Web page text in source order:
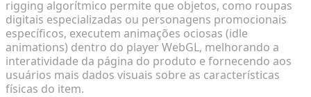
rigging algorítmico permite que objetos, como roupas
digitais especializadas ou personagens promocionais
específicos, executem animações ociosas (idle
animations) dentro do player WebGL, melhorando a
interatividade da página do produto e fornecendo aos
usuários mais dados visuais sobre as características
físicas do item.